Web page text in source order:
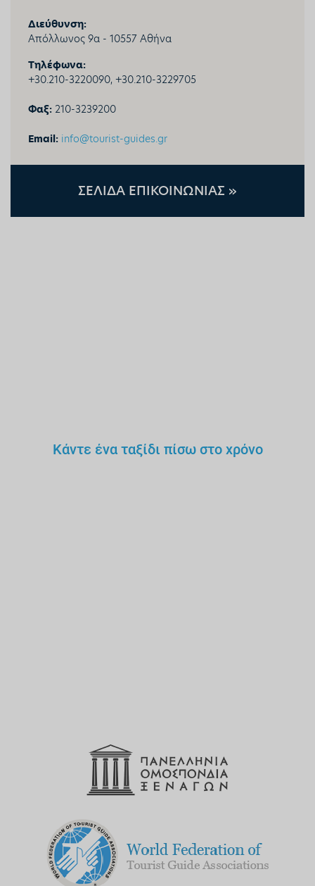
Διεύθυνση:
Απόλλωνος 9α - 10557 Αθήνα
Τηλέφωνα:
+30.210-3220090, +30.210-3229705
Φαξ: 210-3239200
Email: info@tourist-guides.gr
ΣΕΛΙΔΑ ΕΠΙΚΟΙΝΩΝΙΑΣ »
Κάντε ένα ταξίδι πίσω στο χρόνο